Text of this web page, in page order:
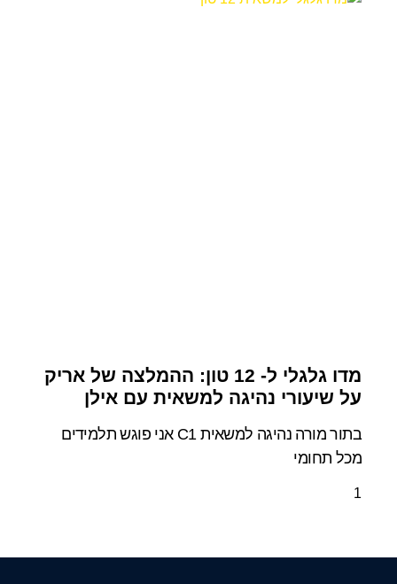
מדו גלגלי ל- 12 טון: ההמלצה של אריק
על שיעורי נהיגה למשאית עם אילן
בתור מורה נהיגה למשאית C1 אני פוגש תלמידים
מכל תחומי